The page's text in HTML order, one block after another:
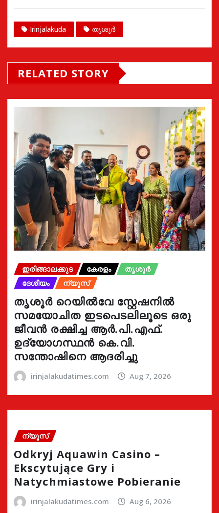
Irinjalakuda തൃശൂർ
RELATED STORY
ഇരിങ്ങാലക്കുട കേരളം
തൃശൂർ
ദേശീയം
ന്യൂസ്
തൃശൂർ റെയിൽവേ സ്റ്റേഷനിൽ
സമയോചിത ഇടപെടലിലൂടെ ഒരു
ജീവൻ രക്ഷിച്ച ആർ.പി.എഫ്.
ഉദ്യോഗസ്ഥൻ കെ.വി.
സന്തോഷിനെ ആദരിച്ചു
irinjalakudatimes.com Aug 7, 2026
ന്യൂസ്
Odkryj Aquawin Casino –
Ekscytujące Gry i
Natychmiastowe Pobieranie
irinjalakudatimes.com Aug 6, 2026